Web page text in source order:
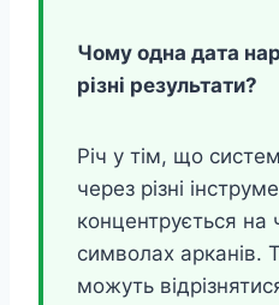
Чому одна дата
різні результати?
Річ у тім, що
через різні
концентрується на
символах арканів.
можуть